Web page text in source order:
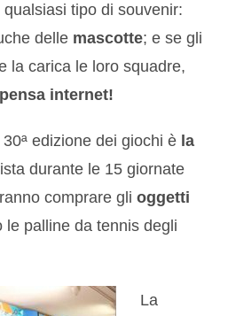
qualsiasi tipo di souvenir:
delle mascotte; e se gli
la carica le loro squadre,
internet!
edizione dei giochi è la
durante le 15 giornate
comprare glioggetti
le palline da tennis degli
La